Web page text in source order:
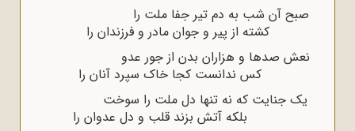
صبح آن شب به دم تیر جفا ملت را
کشته از پیر و جوان مادر و فرزندان را
نعش صدها و هزاران بدن از جور عدو
کس ندانست کجا خاک سپرد آنان را
یک جنایت که نه تنها دل ملت را سوخت
بلکه آتش بزند قلب و دل عدوان را